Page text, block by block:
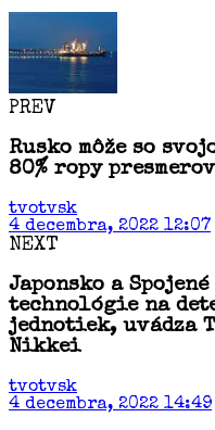
PREV
Rusko môže so
80% ropy
tvotvsk
4 decembra, 2022 12:07
NEXT
Japonsko a
technológie na
jednotiek, uvádza
Nikkei
tvotvsk
4 decembra, 2022 14:49